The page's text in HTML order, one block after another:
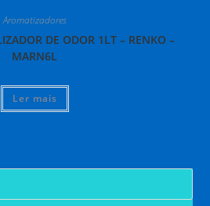
Aromatizadores
DE ODOR 1LT – RENKO –
MARN6L
Ler mais
a